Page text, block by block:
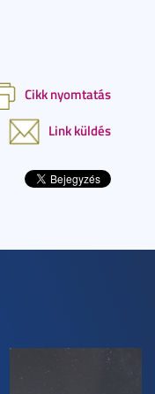
Cikk nyomtatás
Link küldés